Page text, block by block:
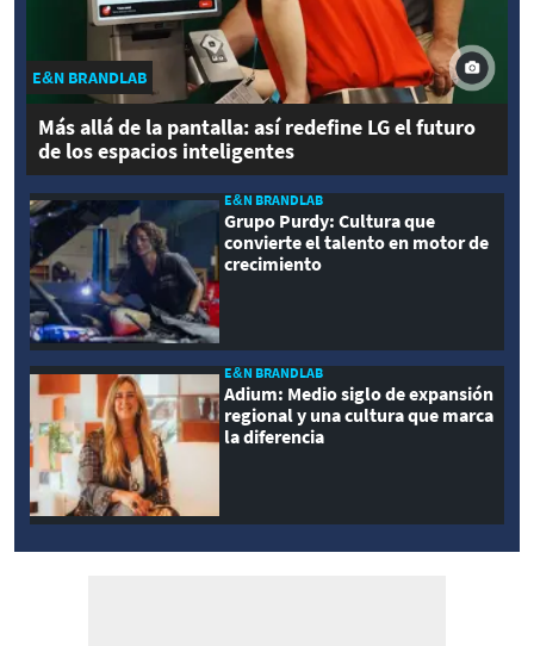
E&N BRANDLAB
Más allá de la pantalla: así redefine LG el futuro
de los espacios inteligentes
E&N BRANDLAB
Grupo Purdy: Cultura que
convierte el talento en motor de
crecimiento
E&N BRANDLAB
Adium: Medio siglo de expansión
regional y una cultura que marca
la diferencia